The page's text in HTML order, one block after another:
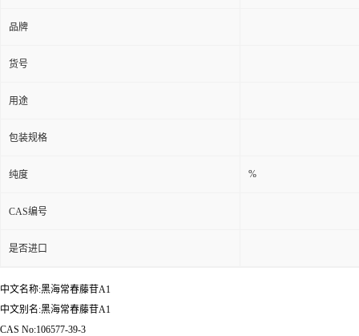
品牌
货号
用途
包装规格
纯度 %
CAS编号
是否进口
中文名称:黑海常春藤苷A1
中文别名:黑海常春藤苷A1
CAS No:106577-39-3